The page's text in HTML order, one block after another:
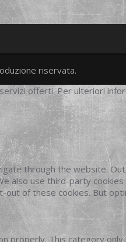
twittergoogleplus
facebook
riservata.
offerti. Per ulteriori
through the website.
also use third-party
of these cookies. But
properly. This category